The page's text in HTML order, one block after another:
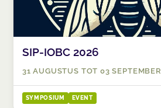
SIP-IOBC 2026​​​​
31 AUGUSTUS TOT 03 SEPTEMBER
SYMPOSIUM EVENT